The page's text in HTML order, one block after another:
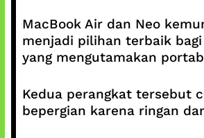
MacBook Air dan Neo
menjadi pilihan terbaik bagi
yang mengutamakan
Kedua perangkat tersebut
bepergian karena ringan